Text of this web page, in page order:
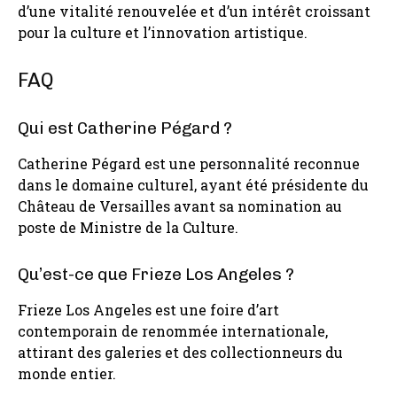
d’une vitalité renouvelée et d’un intérêt croissant
pour la culture et l’innovation artistique.
FAQ
Qui est Catherine Pégard ?
Catherine Pégard est une personnalité reconnue
dans le domaine culturel, ayant été présidente du
Château de Versailles avant sa nomination au
poste de Ministre de la Culture.
Qu’est-ce que Frieze Los Angeles ?
Frieze Los Angeles est une foire d’art
contemporain de renommée internationale,
attirant des galeries et des collectionneurs du
monde entier.